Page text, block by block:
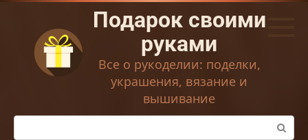
Перейти
контенту
Подарок своими
руками
Все о рукоделии: поделки,
украшения, вязание и
вышивание
Поиск: